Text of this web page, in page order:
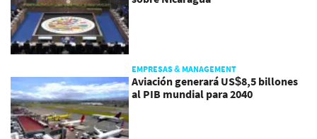
EMPRESAS & MANAGEMENT
Aviación generará US$8,5 billones
al PIB mundial para 2040